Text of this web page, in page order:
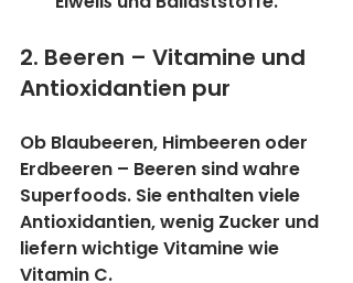
2. Beeren – Vitamine und
Antioxidantien pur
Ob Blaubeeren, Himbeeren oder
Erdbeeren – Beeren sind wahre
Superfoods. Sie enthalten viele
Antioxidantien, wenig Zucker und
liefern wichtige Vitamine wie
Vitamin C.